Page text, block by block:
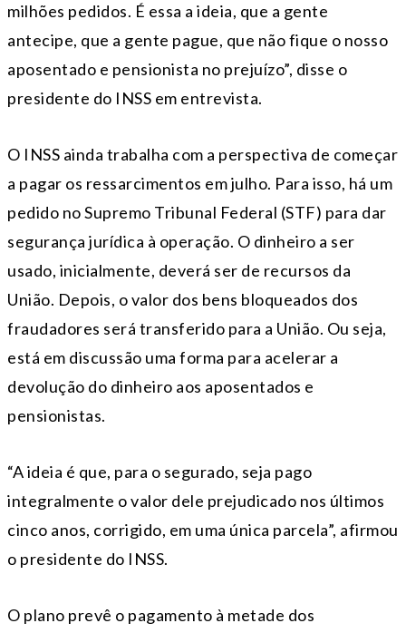
milhões pedidos. É essa a ideia, que a gente
antecipe, que a gente pague, que não fique o nosso
aposentado e pensionista no prejuízo”, disse o
presidente do INSS em entrevista.
O INSS ainda trabalha com a perspectiva de começar
a pagar os ressarcimentos em julho. Para isso, há um
pedido no Supremo Tribunal Federal (STF) para dar
segurança jurídica à operação. O dinheiro a ser
usado, inicialmente, deverá ser de recursos da
União. Depois, o valor dos bens bloqueados dos
fraudadores será transferido para a União. Ou seja,
está em discussão uma forma para acelerar a
devolução do dinheiro aos aposentados e
pensionistas.
“A ideia é que, para o segurado, seja pago
integralmente o valor dele prejudicado nos últimos
cinco anos, corrigido, em uma única parcela”, afirmou
o presidente do INSS.
O plano prevê o pagamento à metade dos